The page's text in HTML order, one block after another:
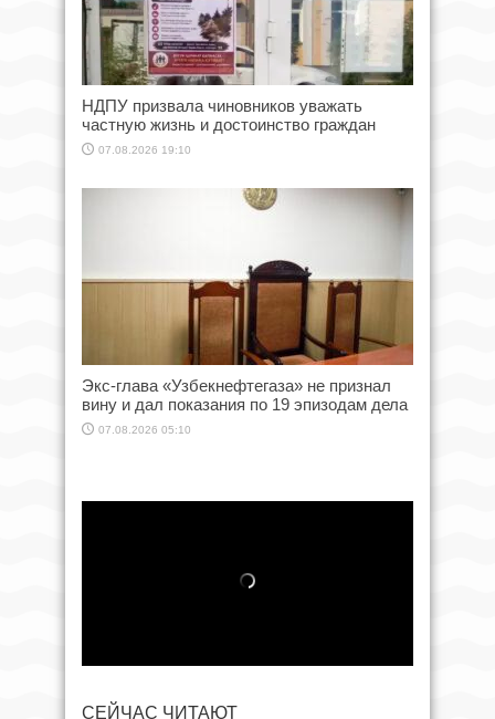
НДПУ призвала чиновников уважать
частную жизнь и достоинство граждан
07.08.2026 19:10
Экс-глава «Узбекнефтегаза» не признал
вину и дал показания по 19 эпизодам дела
07.08.2026 05:10
СЕЙЧАС ЧИТАЮТ